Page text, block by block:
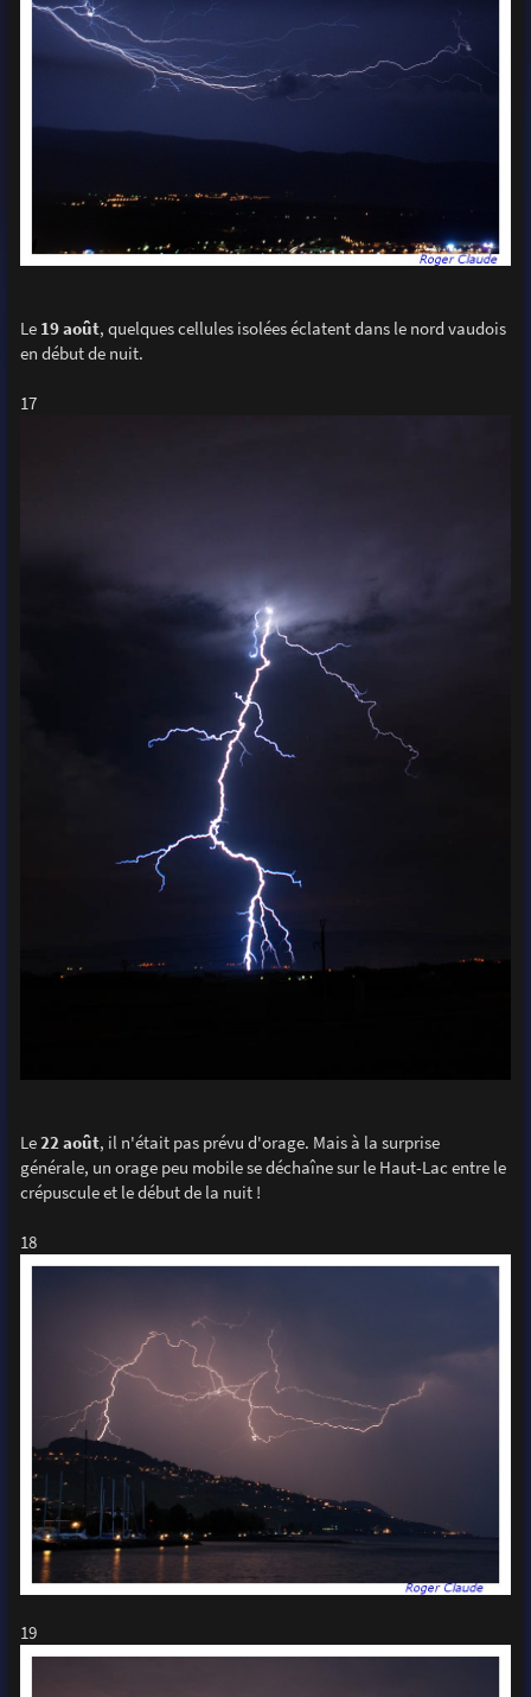
Le 19 août, quelques cellules isolées éclatent dans le nord vaudois
en début de nuit.
17
Le22 août, il n'était pas prévu d'orage. Mais à la surprise
générale, un orage peu mobile se déchaîne sur le Haut-Lac entre le
crépuscule et le début de la nuit !
18
19